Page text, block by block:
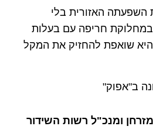
השפעתה האזורית בלי
חריפה עם בעלות
שואפת להחזיק את המקל
ב"אפוק"
ומנכ"ל רשות השידור